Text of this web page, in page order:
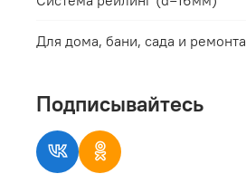
Для дома, бани, сада и ремонта
Подписывайтесь